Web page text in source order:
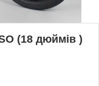
(18 дюймів )